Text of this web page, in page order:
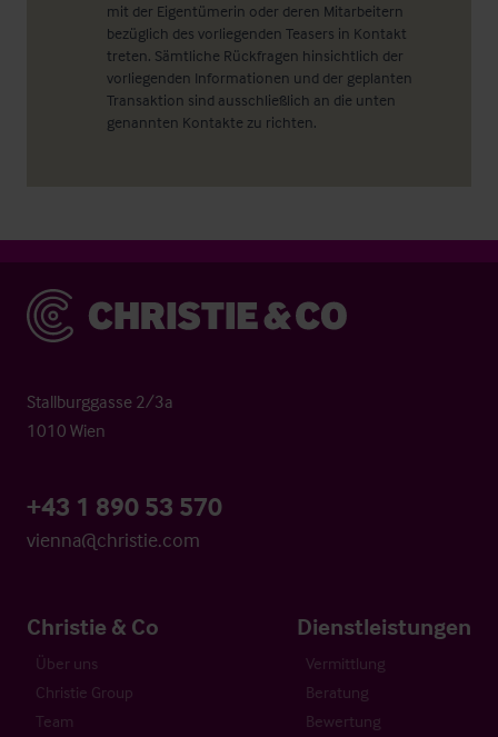
mit der Eigentümerin oder deren Mitarbeitern
bezüglich des vorliegenden Teasers in Kontakt
treten. Sämtliche Rückfragen hinsichtlich der
vorliegenden Informationen und der geplanten
Transaktion sind ausschließlich an die unten
genannten Kontakte zu richten.
Christie & Co
Stallburggasse 2/3a
1010 Wien
+43 1 890 53 570
vienna@christie.com
Christie & Co
Über uns
Christie Group
Team
Dienstleistungen
Vermittlung
Beratung
Bewertung